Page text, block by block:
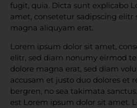
fugit, quia. Dicta sunt explicabo
amet, consetetur sadipscing elitr
magna aliquyam erat.
Lorem ipsum dolor sit amet,
elitr, sed diam nonumy eirmod
dolore magna erat, sed diam
accusam et justo duo dolores et
bergren, no sea takimata sanctus.
est Lorem ipsum dolor sit amet.